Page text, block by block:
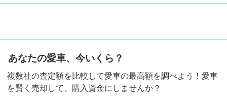
あなたの愛車、今いくら？
複数社の査定額を比較して愛車の最高額を調べよう！愛車
を賢く売却して、購入資金にしませんか？